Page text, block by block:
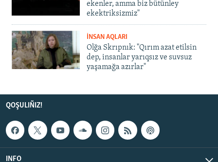
ekenler, amma biz bütünley
ekektriksizmiz"
İNSAN AQLARI
Olğa Skrıpnık: "Qırım azat etilsin
dep, insanlar yarıqsız ve suvsuz
yaşamağa azırlar"
QOŞULIÑIZ!
INFO